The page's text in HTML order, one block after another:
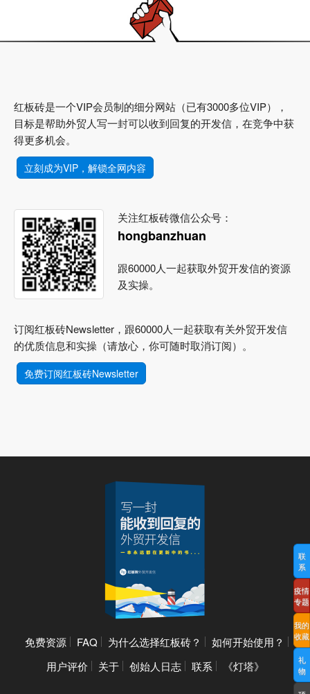
红板砖是一个VIP会员制的细分网站（已有3000多位VIP），
目标是帮助外贸人写一封可以收到回复的开发信，在竞争中获
得更多机会。
立刻成为VIP，解锁全网内容
关注红板砖微信公众号：
hongbanzhuan
跟60000人一起获取外贸开发信的资源
及实操。
订阅红板砖Newsletter，跟60000人一起获取有关外贸开发信
的优质信息和实操（请放心，你可随时取消订阅）。
免费订阅红板砖Newsletter
免费资源 FAQ 为什么选择红板砖？
如何开始使用？
用户评价
关于 创始人日志 联系 《灯塔》
联
系
疫情
专题
我的
收藏
礼
物